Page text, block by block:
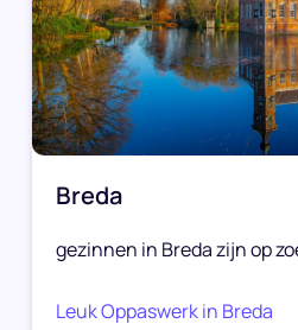
Breda
gezinnen in Breda zijn op
Leuk Oppaswerk in Breda